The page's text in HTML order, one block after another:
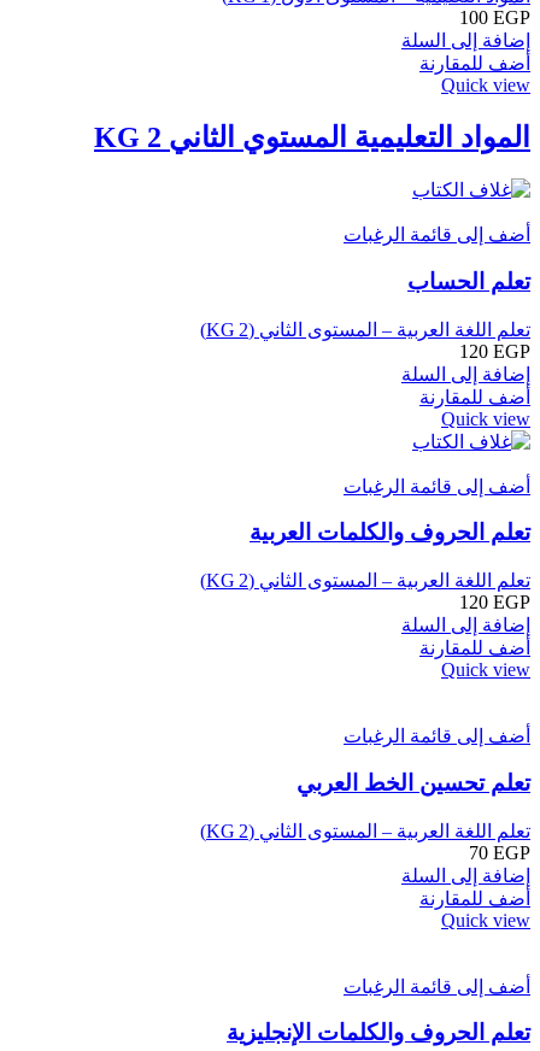
100 EGP
إضافة إلى السلة
أضف للمقارنة
Quick view
المواد التعليمية المستوي الثاني KG 2
أضف إلى قائمة الرغبات
تعلم الحساب
تعلم اللغة العربية – المستوى الثاني (KG 2)
120 EGP
إضافة إلى السلة
أضف للمقارنة
Quick view
أضف إلى قائمة الرغبات
تعلم الحروف والكلمات العربية
تعلم اللغة العربية – المستوى الثاني (KG 2)
120 EGP
إضافة إلى السلة
أضف للمقارنة
Quick view
أضف إلى قائمة الرغبات
تعلم تحسين الخط العربي
تعلم اللغة العربية – المستوى الثاني (KG 2)
70 EGP
إضافة إلى السلة
أضف للمقارنة
Quick view
أضف إلى قائمة الرغبات
تعلم الحروف والكلمات الإنجليزية